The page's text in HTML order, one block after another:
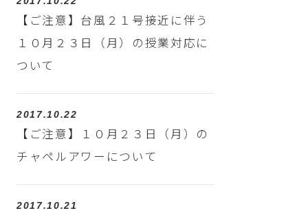
【ご注意】台風２１号接近に伴う
１０月２３日（月）の授業対応に
ついて
2017.10.22
【ご注意】１０月２３日（月）の
チャペルアワーについて
2017.10.21